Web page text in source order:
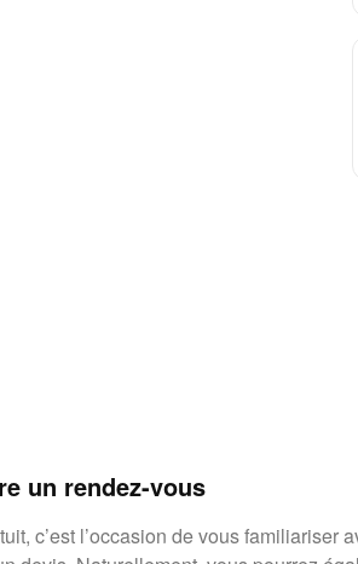
un rendez-vous
c’est l’occasion de vous familiariser